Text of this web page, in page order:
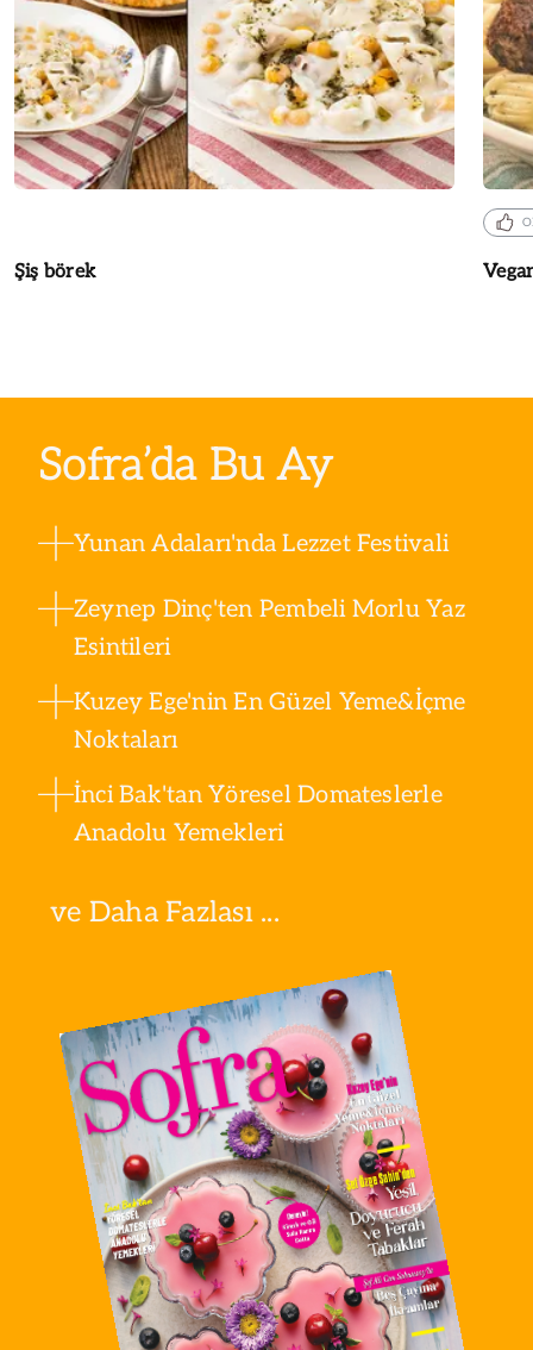
Şiş börek
Sofra’da Bu Ay
Yunan Adaları'nda Lezzet Festivali
Zeynep Dinç'ten Pembeli Morlu Yaz
Esintileri
Kuzey Ege'nin En Güzel Yeme&İçme
Noktaları
İnci Bak'tan Yöresel Domateslerle
Anadolu Yemekleri
ve Daha Fazlası ...